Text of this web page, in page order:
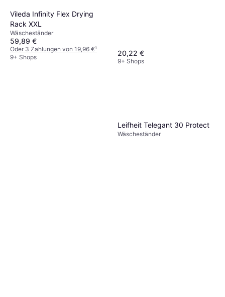
Vileda Infinity Flex Drying
Rack XXL
Wäscheständer
59,89 €
Oder 3 Zahlungen von 19,96 €¹
9+ Shops
20,22 €
9+ Shops
Leifheit Telegant 30 Protect
Wäscheständer